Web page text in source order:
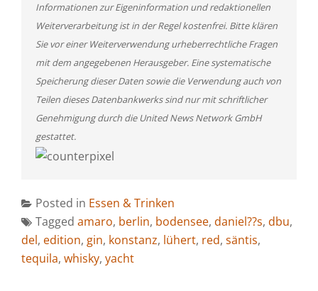
Informationen zur Eigeninformation und redaktionellen
Weiterverarbeitung ist in der Regel kostenfrei. Bitte klären
Sie vor einer Weiterverwendung urheberrechtliche Fragen
mit dem angegebenen Herausgeber. Eine systematische
Speicherung dieser Daten sowie die Verwendung auch von
Teilen dieses Datenbankwerks sind nur mit schriftlicher
Genehmigung durch die United News Network GmbH
gestattet.
Posted in Essen & Trinken
Tagged amaro, berlin, bodensee, daniel??s, dbu,
del, edition, gin, konstanz, lühert, red, säntis,
tequila, whisky, yacht